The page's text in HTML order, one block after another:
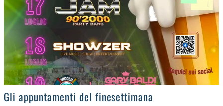
>
Gli appuntamenti del finesettimana